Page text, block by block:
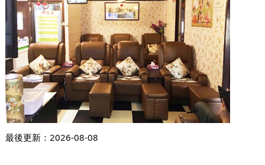
最後更新： 2026-08-08